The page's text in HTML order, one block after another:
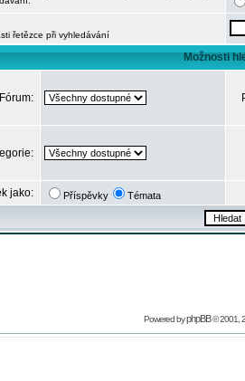
řetězce při vyhledávání
Možnosti
Fórum:
jako: Příspěvky Témata
Powered byphpBB© 2001,